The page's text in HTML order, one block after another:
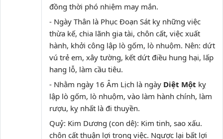
đồng thời phó nhiệm may mắn.
- Ngày Thân là Phục Đoạn Sát kỵ những việc
thừa kế, chia lãnh gia tài, chôn cất, việc xuất
hành, khởi công lập lò gốm, lò nhuộm. Nên: dứt
vú trẻ em, xây tường, kết dứt điều hung hại, lấp
hang lỗ, làm cầu tiêu.
- Nhằm ngày 16 Âm Lịch là ngày Diệt Một kỵ
lập lò gốm, lò nhuộm, vào làm hành chính, làm
rượu, kỵ nhất là đi thuyền.
Quỷ: Kim Dương (con dê): Kim tinh, sao xấu.
chôn cất thuận lợi trong việc. Ngược lại bất lợi